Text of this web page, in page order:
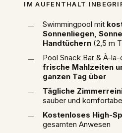
IM AUFENTHALT
Swimmingpool mit
Sonnenliegen,
Handtüchern (2,5 m
Pool Snack Bar & À-
frische Mahlzeiten
ganzen Tag über
Tägliche
sauber und
Kostenloses High-
gesamten Anwesen